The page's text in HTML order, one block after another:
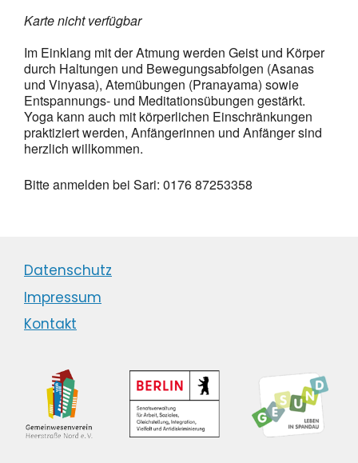
Karte nicht verfügbar
Im Einklang mit der Atmung werden Geist und Körper
durch Haltungen und Bewegungsabfolgen (Asanas
und Vinyasa), Atemübungen (Pranayama) sowie
Entspannungs- und Meditationsübungen gestärkt.
Yoga kann auch mit körperlichen Einschränkungen
praktiziert werden, Anfängerinnen und Anfänger sind
herzlich willkommen.
Bitte anmelden bei Sari: 0176 87253358
Datenschutz
Impressum
Kontakt